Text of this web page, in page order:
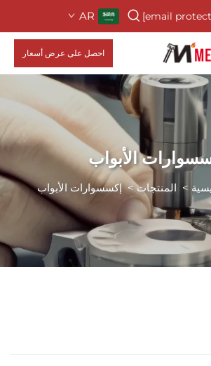
AR
احصل على عرض أسعار
الأبواب
> المنتجات>إكسسوارات الأبواب